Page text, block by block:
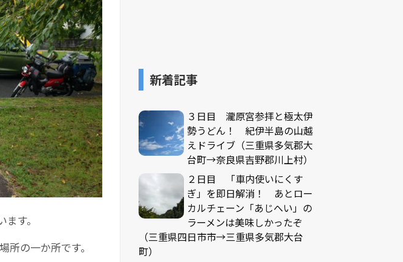
す。
の一か所です。
新着記事
３日目 瀧原宮参拝と極太伊
勢うどん！ 紀伊半島の山越
えドライブ（三重県多気郡大
台町→奈良県吉野郡川上村）
２日目 「車内使いにくす
ぎ」を即日解消！ あとロー
カルチェーン「あじへい」の
ラーメンは美味しかったぞ
（三重県四日市市→三重県多気郡大台
町）